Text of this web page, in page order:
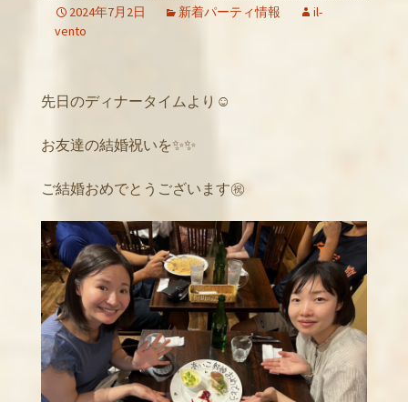
2024年7月2日 新着パーティ情報
il-
vento
先日のディナータイムより☺️
お友達の結婚祝いを✨✨
ご結婚おめでとうございます㊗️